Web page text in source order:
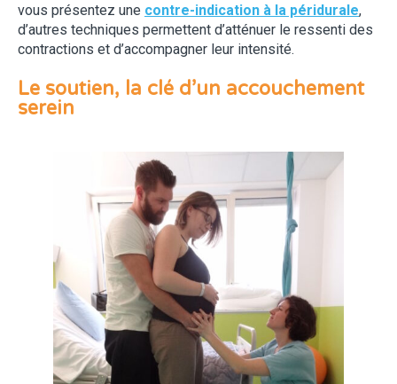
vous présentez une contre-indication à la péridurale,
d’autres techniques permettent d’atténuer le ressenti des
contractions et d’accompagner leur intensité.
Le soutien, la clé d’un accouchement
serein